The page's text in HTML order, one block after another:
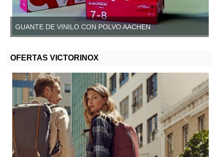
GUANTE DE VINILO CON POLVO AACHEN
GUANTE DE VINILO SIN POLVO, AACHEN
OFERTAS VICTORINOX